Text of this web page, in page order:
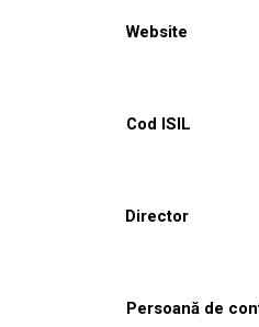
Website
Cod ISIL
Director
Persoană de